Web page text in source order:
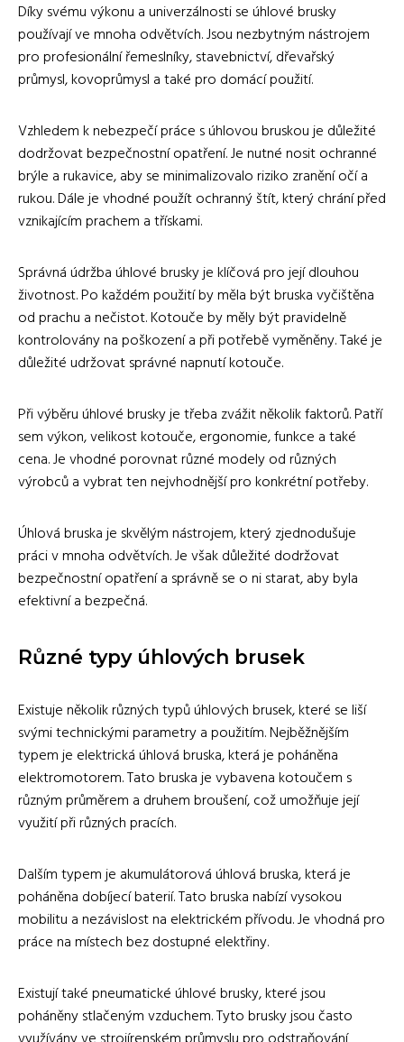
Díky svému výkonu a univerzálnosti se úhlové brusky
používají ve mnoha odvětvích. Jsou nezbytným nástrojem
pro profesionální řemeslníky, stavebnictví, dřevařský
průmysl, kovoprůmysl a také pro domácí použití.
Vzhledem k nebezpečí práce s úhlovou bruskou je důležité
dodržovat bezpečnostní opatření. Je nutné nosit ochranné
brýle a rukavice, aby se minimalizovalo riziko zranění očí a
rukou. Dále je vhodné použít ochranný štít, který chrání před
vznikajícím prachem a třískami.
Správná údržba úhlové brusky je klíčová pro její dlouhou
životnost. Po každém použití by měla být bruska vyčištěna
od prachu a nečistot. Kotouče by měly být pravidelně
kontrolovány na poškození a při potřebě vyměněny. Také je
důležité udržovat správné napnutí kotouče.
Při výběru úhlové brusky je třeba zvážit několik faktorů. Patří
sem výkon, velikost kotouče, ergonomie, funkce a také
cena. Je vhodné porovnat různé modely od různých
výrobců a vybrat ten nejvhodnější pro konkrétní potřeby.
Úhlová bruska je skvělým nástrojem, který zjednodušuje
práci v mnoha odvětvích. Je však důležité dodržovat
bezpečnostní opatření a správně se o ni starat, aby byla
efektivní a bezpečná.
Různé typy úhlových brusek
Existuje několik různých typů úhlových brusek, které se liší
svými technickými parametry a použitím. Nejběžnějším
typem je elektrická úhlová bruska, která je poháněna
elektromotorem. Tato bruska je vybavena kotoučem s
různým průměrem a druhem broušení, což umožňuje její
využití při různých pracích.
Dalším typem je akumulátorová úhlová bruska, která je
poháněna dobíjecí baterií. Tato bruska nabízí vysokou
mobilitu a nezávislost na elektrickém přívodu. Je vhodná pro
práce na místech bez dostupné elektřiny.
Existují také pneumatické úhlové brusky, které jsou
poháněny stlačeným vzduchem. Tyto brusky jsou často